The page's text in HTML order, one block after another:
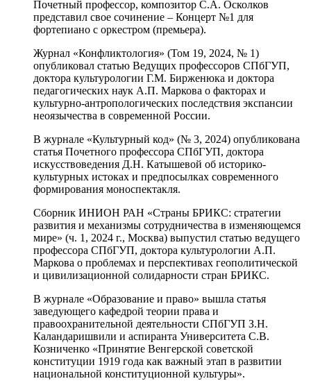
Почетный профессор, композитор С.А. Осколков
представил свое сочинение – Концерт №1 для
фортепиано с оркестром (премьера).
Журнал «Конфликтология» (Том 19, 2024, № 1)
опубликовал статью Ведущих профессоров СПбГУП,
доктора культурологии Г.М. Бирженюка и доктора
педагогических наук А.П. Маркова о факторах и
культурно-антропологических последствия экспансии
неоязычества в современной России.
В журнале «Культурный код» (№ 3, 2024) опубликована
статья Почетного профессора СПбГУП, доктора
искусствоведения Д.Н. Катышевой об историко-
культурных истоках и предпосылках современного
формирования моноспектакля.
Сборник ИНИОН РАН «Страны БРИКС: стратегии
развития и механизмы сотрудничества в изменяющемся
мире» (ч. 1, 2024 г., Москва) выпустил статью ведущего
профессора СПбГУП, доктора культурологии А.П.
Маркова о проблемах и перспективах геополитической
и цивилизационной солидарности стран БРИКС.
В журнале «Образование и право» вышла статья
заведующего кафедрой теории права и
правоохранительной деятельности СПбГУП З.Н.
Каландаришвили и аспиранта Университета С.В.
Козниченко «Принятие Венгерской советской
конституции 1919 года как важный этап в развитии
национальной конституционной культуры».